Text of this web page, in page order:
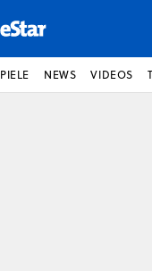
NEWS VIDEOS